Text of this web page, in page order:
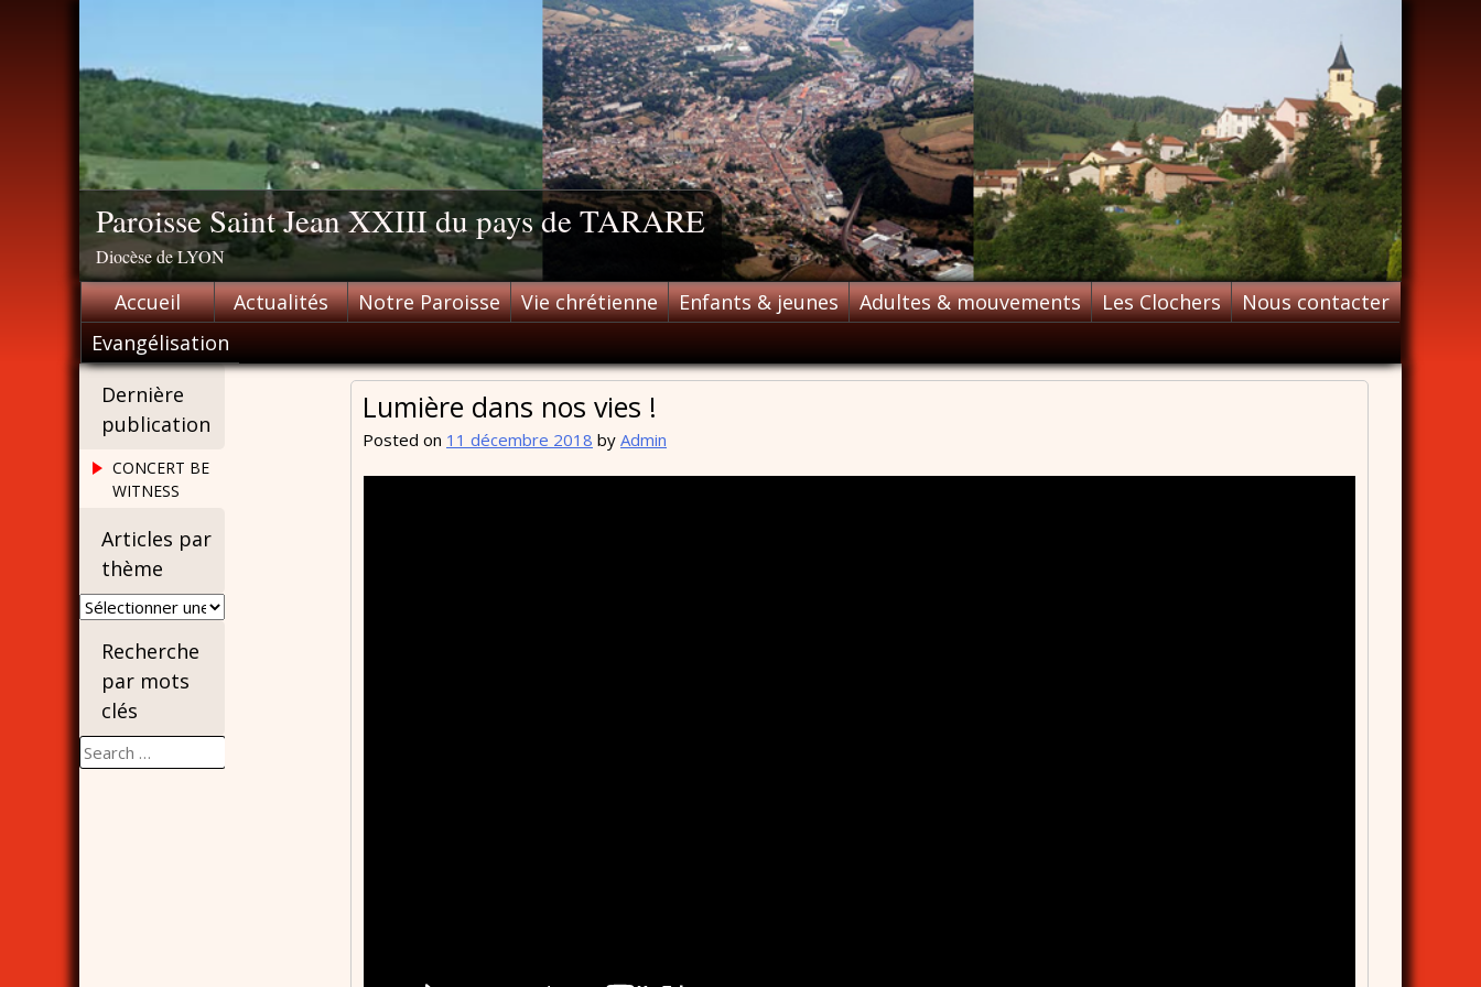
Paroisse Saint Jean XXIII du pays de TARARE
Diocèse de LYON
Accueil Actualités Notre Paroisse Vie chrétienne Enfants & jeunes Adultes & mouvements Les Clochers
Nous contacter
Evangélisation
Lumière dans nos vies !
Posted on 11 décembre 2018 by Admin
Dernière
publication
CONCERT BE
WITNESS
Articles par
thème
Articles
thème
Recherche
par mots
clés
Search
for: